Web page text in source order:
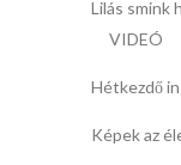
Lilás smink
VIDEÓ
Hétkezdő
Képek az